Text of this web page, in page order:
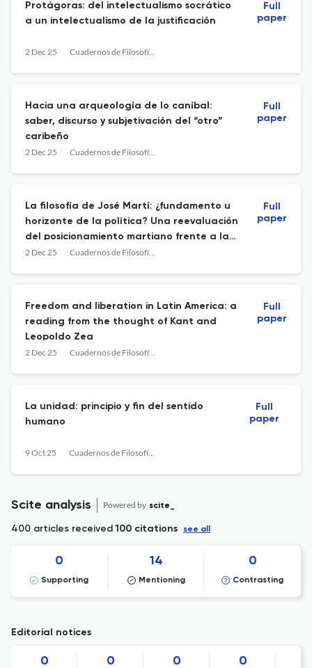
Protágoras: del intelectualismo socrático
a un intelectualismo de la justificación
2 Dec 25 Cuadernos de Filosofía Latinoamericana
Full
paper
Hacia una arqueología de lo caníbal:
saber, discurso y subjetivación del “otro”
caribeño
2 Dec 25 Cuadernos de Filosofía Latinoamericana
Full
paper
La filosofía de José Martí: ¿fundamento u
horizonte de la política? Una reevaluación
del posicionamiento martiano frente a la
lucha de clases y a la guerra de
2 Dec 25 Cuadernos de Filosofía Latinoamericana
Full
paper
Freedom and liberation in Latin America: a
reading from the thought of Kant and
Leopoldo Zea
2 Dec 25 Cuadernos de Filosofía Latinoamericana
Full
paper
La unidad: principio y fin del sentido
humano
9 Oct 25 Cuadernos de Filosofía Latinoamericana
Full
paper
Scite analysis Powered by scite_
400 articles received100 citations see all
0
Supporting
14
Mentioning
0
Contrasting
Editorial notices
0 0 0 0